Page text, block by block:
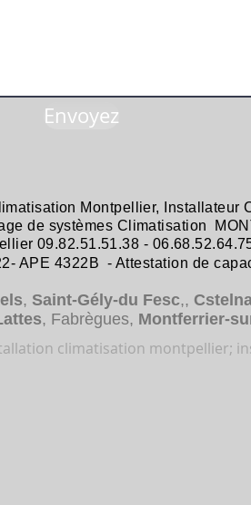
Envoyez
Montpellier, Installateur
de systèmes Climatisation
09.82.51.51.38 -
APE 4322B - Attestation de
, Saint-Gély-du Fesc,,
, Fabrègues, Montferrier-
climatisation montpellier;